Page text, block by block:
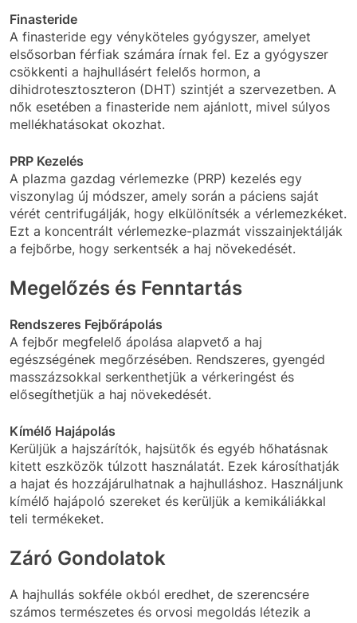
Finasteride
A finasteride egy vényköteles gyógyszer, amelyet
elsősorban férfiak számára írnak fel. Ez a gyógyszer
csökkenti a hajhullásért felelős hormon, a
dihidrotesztoszteron (DHT) szintjét a szervezetben. A
nők esetében a finasteride nem ajánlott, mivel súlyos
mellékhatásokat okozhat.
PRP Kezelés
A plazma gazdag vérlemezke (PRP) kezelés egy
viszonylag új módszer, amely során a páciens saját
vérét centrifugálják, hogy elkülönítsék a vérlemezkéket.
Ezt a koncentrált vérlemezke-plazmát visszainjektálják
a fejbőrbe, hogy serkentsék a haj növekedését.
Megelőzés és Fenntartás
Rendszeres Fejbőrápolás
A fejbőr megfelelő ápolása alapvető a haj
egészségének megőrzésében. Rendszeres, gyengéd
masszázsokkal serkenthetjük a vérkeringést és
elősegíthetjük a haj növekedését.
Kímélő Hajápolás
Kerüljük a hajszárítók, hajsütők és egyéb hőhatásnak
kitett eszközök túlzott használatát. Ezek károsíthatják
a hajat és hozzájárulhatnak a hajhulláshoz. Használjunk
kímélő hajápoló szereket és kerüljük a kemikáliákkal
teli termékeket.
Záró Gondolatok
A hajhullás sokféle okból eredhet, de szerencsére
számos természetes és orvosi megoldás létezik a